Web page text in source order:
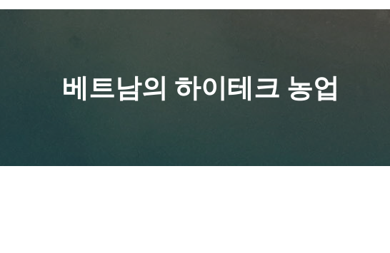
베트남의 하이테크 농업